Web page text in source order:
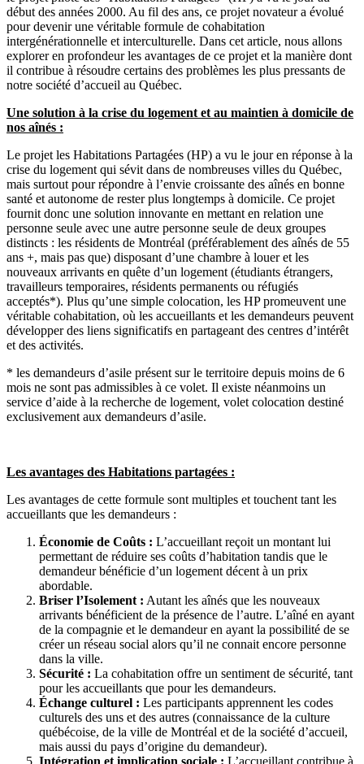
début des années 2000. Au fil des ans, ce projet novateur a évolué
pour devenir une véritable formule de cohabitation
intergénérationnelle et interculturelle. Dans cet article, nous allons
explorer en profondeur les avantages de ce projet et la manière dont
il contribue à résoudre certains des problèmes les plus pressants de
notre société d’accueil au Québec.
Une solution à la crise du logement et au maintien à domicile de
nos aînés :
Le projet les Habitations Partagées (HP) a vu le jour en réponse à la
crise du logement qui sévit dans de nombreuses villes du Québec,
mais surtout pour répondre à l’envie croissante des aînés en bonne
santé et autonome de rester plus longtemps à domicile. Ce projet
fournit donc une solution innovante en mettant en relation une
personne seule avec une autre personne seule de deux groupes
distincts : les résidents de Montréal (préférablement des aînés de 55
ans +, mais pas que) disposant d’une chambre à louer et les
nouveaux arrivants en quête d’un logement (étudiants étrangers,
travailleurs temporaires, résidents permanents ou réfugiés
acceptés*). Plus qu’une simple colocation, les HP promeuvent une
véritable cohabitation, où les accueillants et les demandeurs peuvent
développer des liens significatifs en partageant des centres d’intérêt
et des activités.
* les demandeurs d’asile présent sur le territoire depuis moins de 6
mois ne sont pas admissibles à ce volet. Il existe néanmoins un
service d’aide à la recherche de logement, volet colocation destiné
exclusivement aux demandeurs d’asile.
Les avantages des Habitations partagées :
Les avantages de cette formule sont multiples et touchent tant les
accueillants que les demandeurs :
Économie de Coûts : L’accueillant reçoit un montant lui
permettant de réduire ses coûts d’habitation tandis que le
demandeur bénéficie d’un logement décent à un prix
abordable.
Briser l’Isolement : Autant les aînés que les nouveaux
arrivants bénéficient de la présence de l’autre. L’aîné en ayant
de la compagnie et le demandeur en ayant la possibilité de se
créer un réseau social alors qu’il ne connait encore personne
dans la ville.
Sécurité : La cohabitation offre un sentiment de sécurité, tant
pour les accueillants que pour les demandeurs.
Échange culturel : Les participants apprennent les codes
culturels des uns et des autres (connaissance de la culture
québécoise, de la ville de Montréal et de la société d’accueil,
mais aussi du pays d’origine du demandeur).
Intégration et implication sociale : L’accueillant contribue à